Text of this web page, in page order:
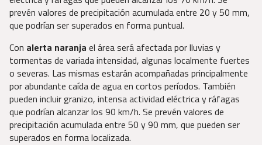
prevén valores de precipitación acumulada entre 20 y 50 mm,
que podrían ser superados en forma puntual.
Con alerta naranja el área será afectada por lluvias y
tormentas de variada intensidad, algunas localmente fuertes
o severas. Las mismas estarán acompañadas principalmente
por abundante caída de agua en cortos períodos. También
pueden incluir granizo, intensa actividad eléctrica y ráfagas
que podrían alcanzar los 90 km/h. Se prevén valores de
precipitación acumulada entre 50 y 90 mm, que pueden ser
superados en forma localizada.